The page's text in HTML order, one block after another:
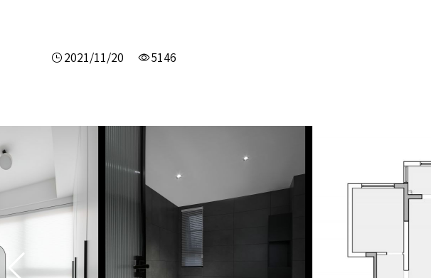
2021/11/20 5146